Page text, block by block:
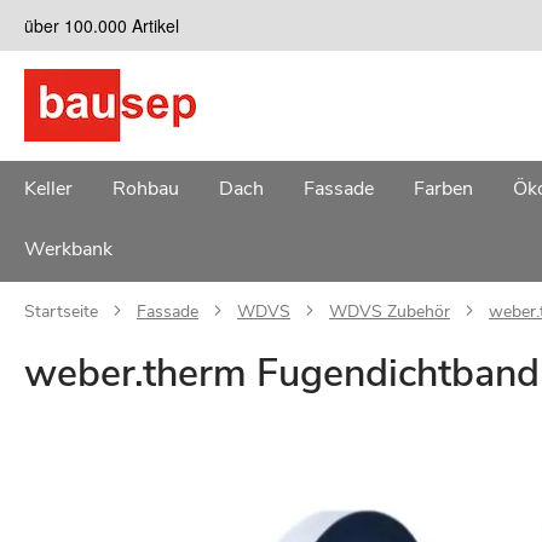
Zum
Inhalt
springen
über 100.000 Artikel
Keller Rohbau Dach Fassade Farben
Werkbank
Startseite Fassade WDVS WDVS Zubehör
weber.therm